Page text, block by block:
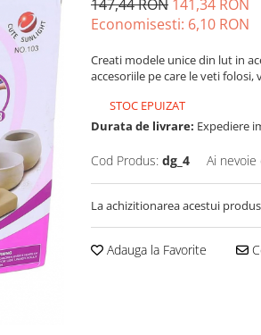
147,44 RON 141,34 RON
Economisesti: 6,10 RON
Creati modele unice din lut in
accesoriile pe care le veti
STOC EPUIZAT
Durata de livrare: Expediere
Cod Produs: dg_4 Ai nevoie
La achizitionarea acestui
Adauga la Favorite